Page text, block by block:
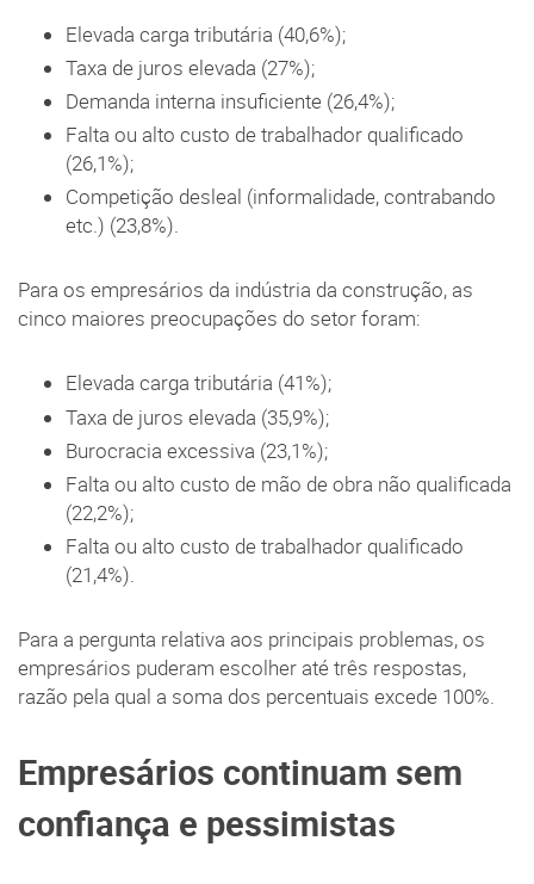
Elevada carga tributária (40,6%);
Taxa de juros elevada (27%);
Demanda interna insuficiente (26,4%);
Falta ou alto custo de trabalhador qualificado
(26,1%);
Competição desleal (informalidade, contrabando
etc.) (23,8%).
Para os empresários da indústria da construção, as
cinco maiores preocupações do setor foram:
Elevada carga tributária (41%);
Taxa de juros elevada (35,9%);
Burocracia excessiva (23,1%);
Falta ou alto custo de mão de obra não qualificada
(22,2%);
Falta ou alto custo de trabalhador qualificado
(21,4%).
Para a pergunta relativa aos principais problemas, os
empresários puderam escolher até três respostas,
razão pela qual a soma dos percentuais excede 100%.
Empresários continuam sem
confiança e pessimistas